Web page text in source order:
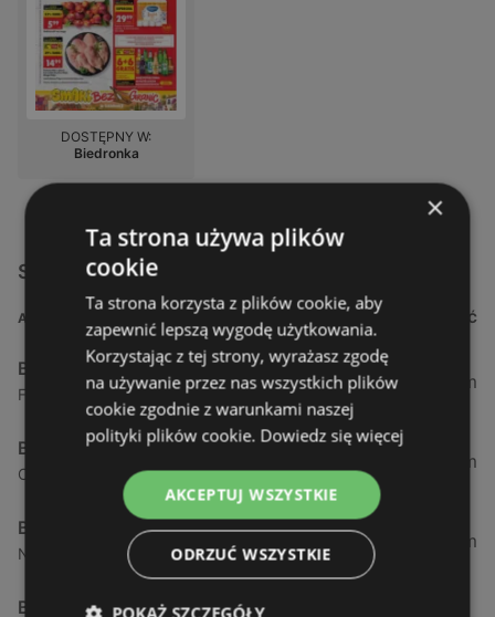
DOSTĘPNY W:
Biedronka
Sklepy Biedronka w pobliżu
ADRES ODLEGŁOŚĆ
Biedronka
Fińska 4, 72-602 Świnoujście
0,23 km
Biedronka
Chrobrego 9, 72-600 Świnoujście
0,84 km
Biedronka
Nowokarsiborska 2, 72-600 Świnoujście
1,87 km
Biedronka
×
Ta strona używa plików
cookie
Ta strona korzysta z plików cookie, aby
zapewnić lepszą wygodę użytkowania.
Korzystając z tej strony, wyrażasz zgodę
na używanie przez nas wszystkich plików
cookie zgodnie z warunkami naszej
polityki plików cookie. Dowiedz się więcej
AKCEPTUJ WSZYSTKIE
ODRZUĆ WSZYSTKIE